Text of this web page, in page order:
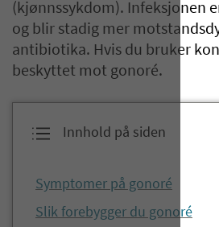
(kjønnssykdom). Infeksjonen
og blir stadig mer
antibiotika. Hvis du bruker
beskyttet mot gonoré.
Innhold på siden
Symptomer på gonoré
Slik forebygger du gonoré